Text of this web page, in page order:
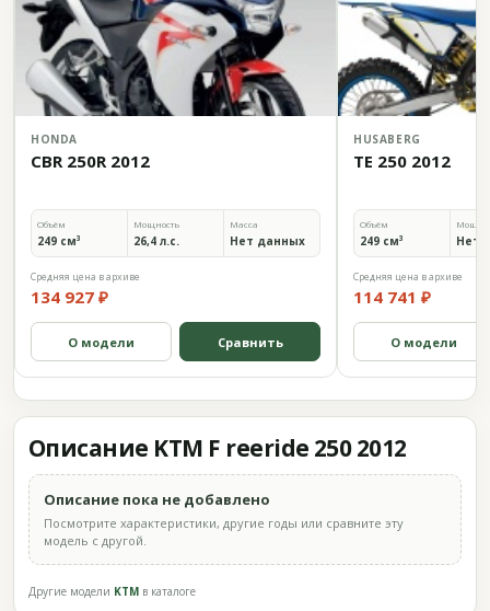
HONDA
CBR 250R 2012
Объём
249 см³
Мощность
26,4 л.с.
Масса
Нет данных
Средняя цена в архиве
134 927 ₽
О модели Сравнить
HUSABERG
TE 250 2012
Объём
249 см³ Нет
Средняя цена в архиве
114 741 ₽
О модели
Описание KTM F reeride 250 2012
Описание пока не добавлено
Посмотрите характеристики, другие годы или сравните эту
модель с другой.
Другие модели KTM в каталоге